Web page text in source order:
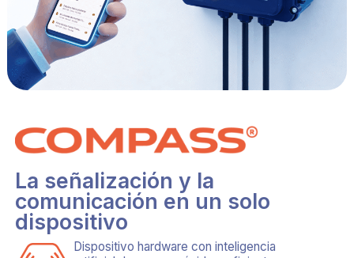
La señalización y la
comunicación en un solo
dispositivo
Dispositivo hardware con inteligencia